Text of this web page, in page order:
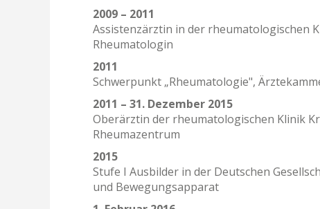
2009 – 2011
Assistenzärztin in der rheumatologischen
Rheumatologin
2011
Schwerpunkt „Rheumatologie",
2011 – 31. Dezember 2015
Oberärztin der rheumatologischen Klinik
Rheumazentrum
2015
Stufe I Ausbilder in der Deutschen
und Bewegungsapparat